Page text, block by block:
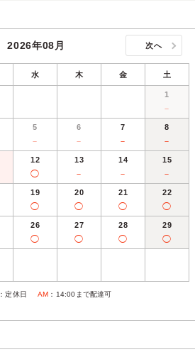
2026年08月 次へ
水 木 金 土
1
－
5
－
6
－
7
－
8
－
12
◯
13
－
14
－
15
－
19
◯
20
◯
21
◯
22
◯
26
◯
27
◯
28
◯
29
◯
：定休日 AM ：14:00まで配達可